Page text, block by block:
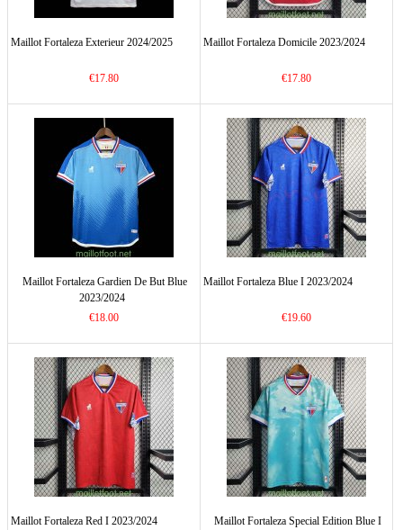
Maillot Fortaleza Exterieur 2024/2025
€17.80
Maillot Fortaleza Domicile 2023/2024
€17.80
Maillot Fortaleza Gardien De But Blue
2023/2024
€18.00
Maillot Fortaleza Blue I 2023/2024
€19.60
Maillot Fortaleza Red I 2023/2024
Maillot Fortaleza Special Edition Blue I